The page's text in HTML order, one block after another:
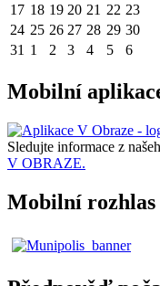
17 18 19 20 21 22 23
24 25 26 27 28 29 30
31 1 2 3 4 5 6
Mobilní
Sledujte informace z
V OBRAZE.
Mobilní rozhlas